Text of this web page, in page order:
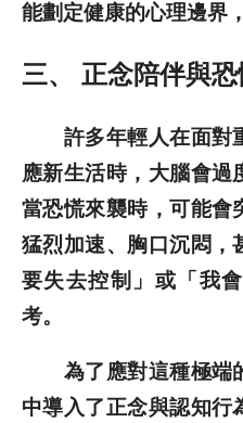
能劃定健康的心理邊界
三、 正念陪伴與
許多年輕人在面對
應新生活時，大腦會過
當恐慌來襲時，可能會
猛烈加速、胸口沉悶，
要失去控制」或「我
考。
為了應對這種極端
中導入了正念與認知行